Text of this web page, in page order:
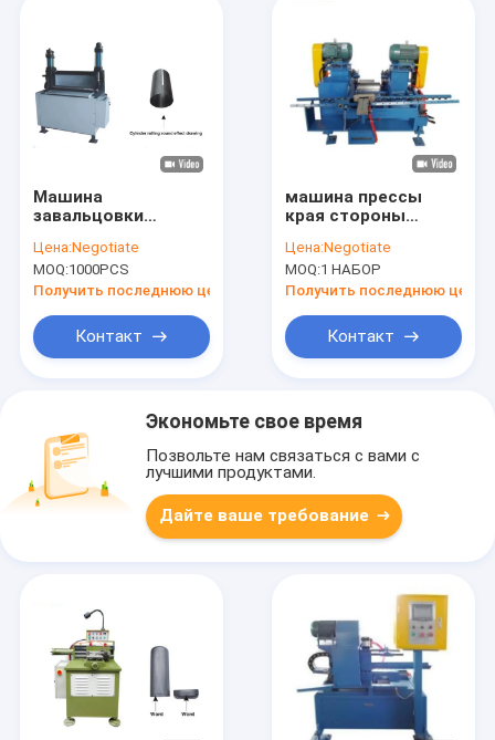
Машина
завальцовки
автоматического
огня упакованная с
деревянными
Цена:Negotiate
MOQ:1000PCS
Получить последнюю цену
Контакт
машина прессы
края стороны
сухого цилиндра
CC-GF-ZYJ порошка
Цена:Negotiate
MOQ:1 НАБОР
Получить последнюю цену
Контакт
Экономьте свое время
Позвольте нам связаться с вами с
лучшими продуктами.
Дайте ваше требование